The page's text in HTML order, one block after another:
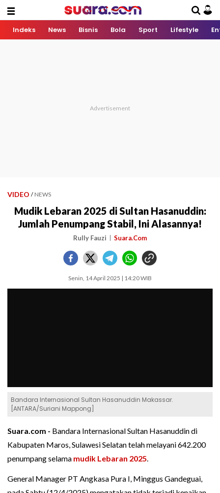
Indeks News Bisnis Bola Sport Lifestyle
VIDEO / NEWS
Mudik Lebaran 2025 di Sultan Hasanuddin:
Jumlah Penumpang Stabil, Ini Alasannya!
Rully Fauzi Suara.Com
Senin, 14 April 2025 | 14:20 WIB
Bandara Internasional Sultan Hasanuddin Makassar.
[ANTARA/Suriani Mappong]
Suara.com - Bandara Internasional Sultan Hasanuddin di
Kabupaten Maros, Sulawesi Selatan telah melayani 642.200
penumpang selama mudik Lebaran 2025.
General Manager PT Angkasa Pura I, Minggus Gandeguai,